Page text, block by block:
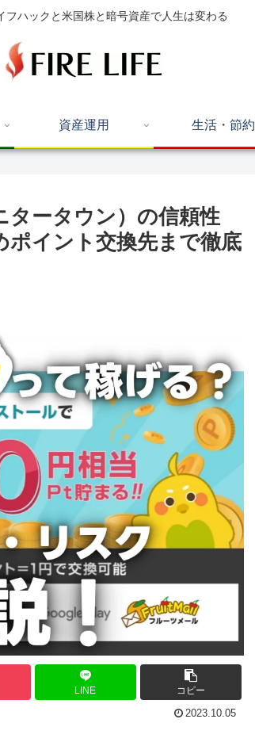
フハックと米国株と暗号資産で人生は変わる
資産運用 生活・節約
タータウン）の信頼性
イント交換先まで徹底
LINE コピー
2023.10.05